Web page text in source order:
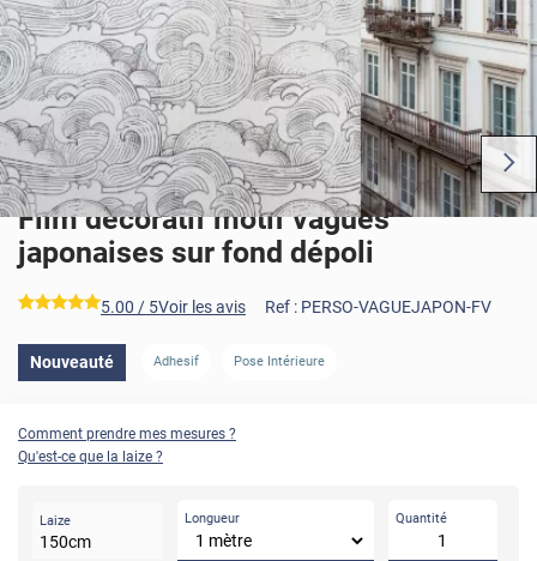
Film décoratif motif vagues
japonaises sur fond dépoli
*****
5.00 / 5Voir les avis Ref : PERSO-VAGUEJAPON-FV
Nouveauté Adhesif Pose Intérieure
Comment prendre mes mesures ?
Qu'est-ce que la laize ?
Laize
150cm
Longueur Quantité